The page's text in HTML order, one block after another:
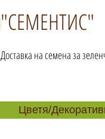
"СЕМЕНТИС"
Доставка на семена за
Цветя/